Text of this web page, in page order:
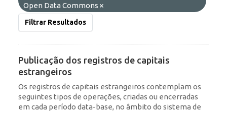
Open Data Commons
Filtrar Resultados
Publicação dos registros de capitais
estrangeiros
Os registros de capitais estrangeiros contemplam os
seguintes tipos de operações, criadas ou encerradas
em cada período data-base, no âmbito do sistema de